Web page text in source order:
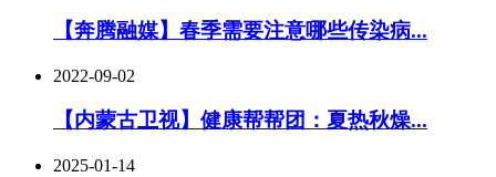
【奔腾融媒】春季需要注意哪些传染病...
2022-09-02
【内蒙古卫视】健康帮帮团：夏热秋燥...
2025-01-14